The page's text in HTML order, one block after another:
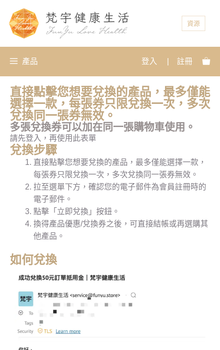
資源
產品 登入 註冊
直接點擊您想要兌換的產品，最多僅能
選擇一款，每張券只限兌換一次，多次
兌換同一張券無效。
多張兌換券可以加在同一張購物車使用。
請先登入，再使用此表單
兌換步驟
直接點擊您想要兌換的產品，最多僅能選擇一款，
每張券只限兌換一次，多次兌換同一張券無效。
拉至選單下方，確認您的電子郵件為會員註冊時的
電子郵件。
點擊「立即兌換」按鈕。
換得產品優惠/兌換券之後，可直接結帳或再選購其
他產品。
如何兌換